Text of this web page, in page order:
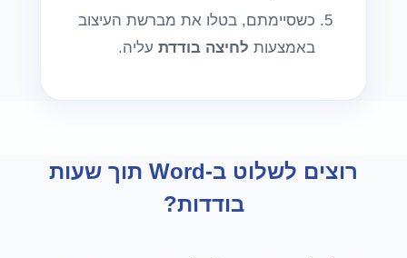
כשסיימתם, בטלו את מברשת העיצוב
באמצעות לחיצה בודדת עליה.
רוצים לשלוט ב-Word תוך שעות
בודדות?